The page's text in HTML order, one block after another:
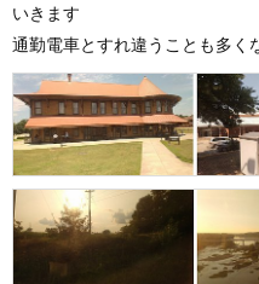
いきます
通勤電車とすれ違うことも多く